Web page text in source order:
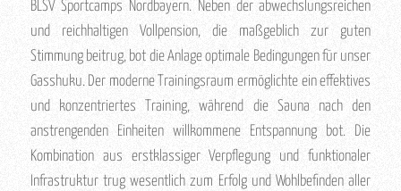
BLSV Sportcamps Nordbayern. Neben der abwechslungsreichen
und reichhaltigen Vollpension, die maßgeblich zur guten
Stimmung beitrug, bot die Anlage optimale Bedingungen für unser
Gasshuku. Der moderne Trainingsraum ermöglichte ein effektives
und konzentriertes Training, während die Sauna nach den
anstrengenden Einheiten willkommene Entspannung bot. Die
Kombination aus erstklassiger Verpflegung und funktionaler
Infrastruktur trug wesentlich zum Erfolg und Wohlbefinden aller